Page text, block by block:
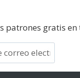
patrones gratis